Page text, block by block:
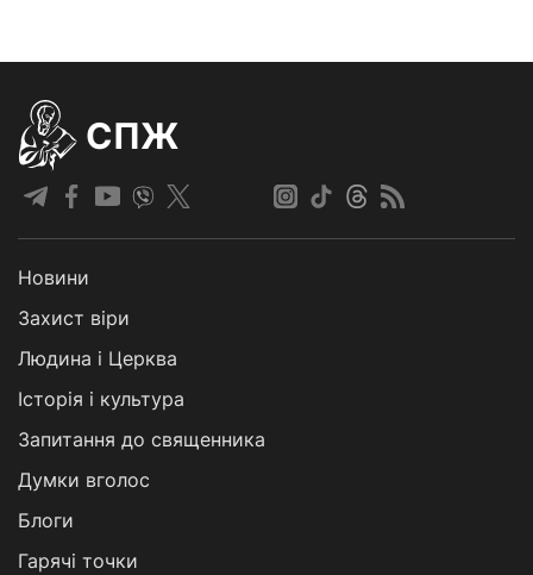
СПЖ
Новини
Захист віри
Людина і Церква
Історія і культура
Запитання до священника
Думки вголос
Блоги
Гарячі точки